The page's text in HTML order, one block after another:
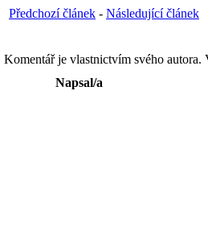
Předchozí článek - Následující článek
Komentář je vlastnictvím svého autora.
Napsal/a